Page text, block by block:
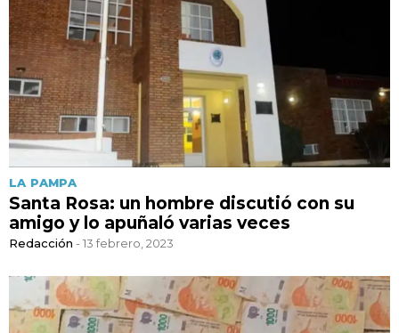
LA PAMPA
Santa Rosa: un hombre discutió con su
amigo y lo apuñaló varias veces
Redacción - 13 febrero, 2023